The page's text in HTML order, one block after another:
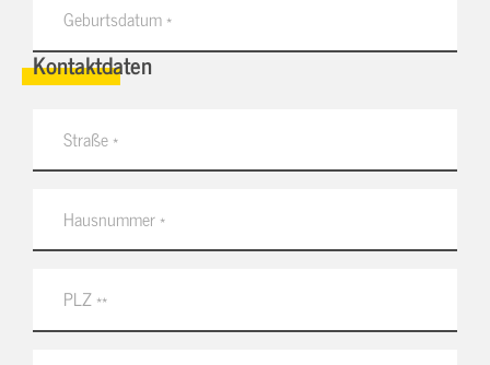
Kontaktdaten